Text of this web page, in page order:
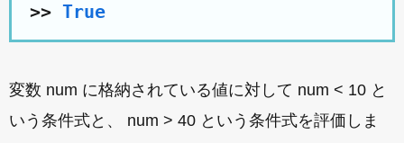
>> True
変数 num に格納されている値に対して num < 10 と
いう条件式と、 num > 40 という条件式を評価しま